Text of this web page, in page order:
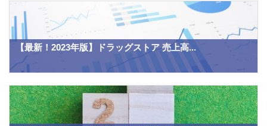
【最新！2023年版】ドラッグストア 売上高...